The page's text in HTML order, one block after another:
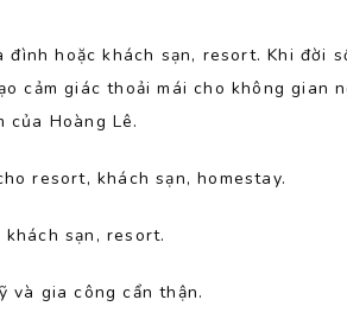
đình hoặc khách sạn, resort. Khi
cảm giác thoải mái cho không gian
của Hoàng Lê.
resort, khách sạn, homestay.
sạn, resort.
và gia công cẩn thận.